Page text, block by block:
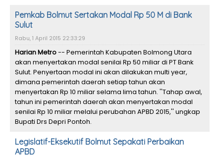
Pemkab Bolmut Sertakan Modal Rp 50 M di Bank
Sulut
Rabu, 1 April 2015 22:33:29
Harian Metro-- Pemerintah Kabupaten Bolmong Utara
akan menyertakan modal senilai Rp 50 miliar di PT Bank
Sulut. Penyertaan modal ini akan dilakukan multi year,
dimana pemerintah daerah setiap tahun akan
menyertakan Rp 10 miliar selama lima tahun. ''Tahap awal,
tahun ini pemerintah daerah akan menyertakan modal
senilai Rp 10 miliar melalui perubahan APBD 2015,'' ungkap
Bupati Drs Depri Pontoh.
Legislatif-Eksekutif Bolmut Sepakati Perbaikan
APBD